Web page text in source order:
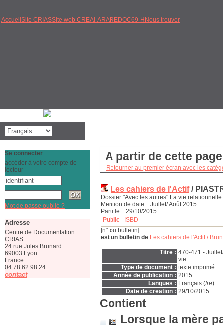
A partir de cette
Retourner au premier écran avec les
Les cahiers de l'Actif/
Dossier "Avec les autres" La vie
Mention de date : Juillet/ Août 2015
Paru le : 29/10/2015
Public
ISBD
[n° ou bulletin]
est un bulletin de Les cahiers de l'Actif/
Titre : 470-471 -
vie.
Type de document : texte imprimé
Année de publication : 2015
Langues : Français (fre)
Date de creation : 29/10/2015
Contient
Lorsque la mère
Accueil Site CRIASSite web CREAI-ARAREDOC69-H Nous trouver
Se connecter
accéder à votre compte de
lecteur
Mot de passe oublié ?
Adresse
Centre de Documentation
CRIAS
24 rue Jules Brunard
69003 Lyon
France
04 78 62 98 24
contact